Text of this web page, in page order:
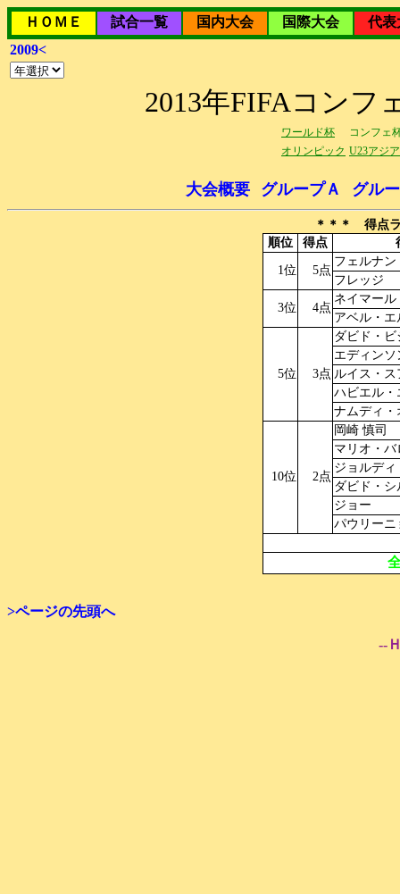
ＨＯＭＥ 試合一覧 国内大会 国際大会
代表
2009<
2013年FIFAコンフ
ワールド杯
コンフェ
オリンピック U23アジ
大会概要 グループＡ グル
＊＊＊ 得点
順位
得点
1位 5点
フェルナ
フレッジ
3位 4点
ネイマール
アベル・エ
5位 3点
ダビド・ビ
エディン
ルイス・ス
ハビエル・
ナムディ・
10位 2点
岡崎 慎司
マリオ・バ
ジョルディ
ダビド・シ
ジョー
パウリーニ
>ページの先頭へ
--